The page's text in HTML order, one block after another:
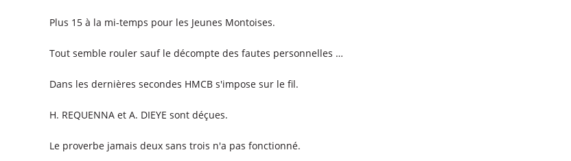
Plus 15 à la mi-temps pour les Jeunes Montoises.
Tout semble rouler sauf le décompte des fautes personnelles …
Dans les dernières secondes HMCB s'impose sur le fil.
H. REQUENNA et A. DIEYE sont déçues.
Le proverbe jamais deux sans trois n'a pas fonctionné.